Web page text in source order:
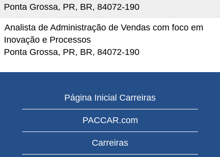
Ponta Grossa, PR, BR, 84072-190
Analista de Administração de Vendas com foco em
Inovação e Processos
Ponta Grossa, PR, BR, 84072-190
Página Inicial Carreiras
PACCAR.com
Carreiras